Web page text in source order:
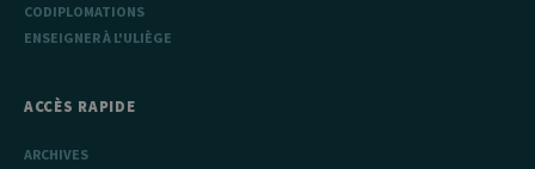
CODIPLOMATIONS
ENSEIGNER À L'ULIÈGE
ACCÈS RAPIDE
ARCHIVES